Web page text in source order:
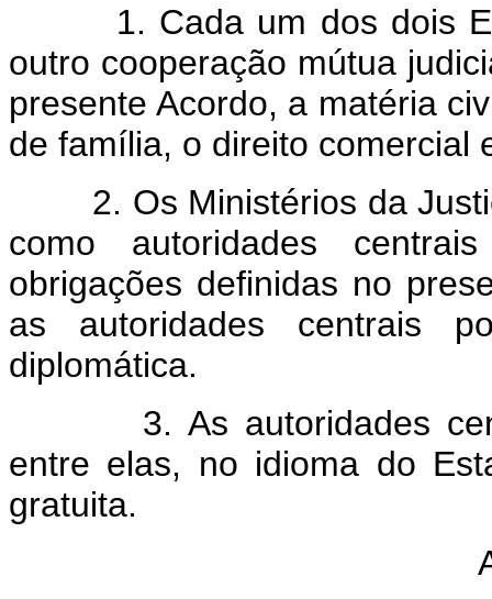
1. Cada um dos dois
outro cooperação mútua
presente Acordo, a matéria
de família, o direito comercial
2. Os Ministérios da
como autoridades
obrigações definidas no
as autoridades centrais
diplomática.
3. As autoridades
entre elas, no idioma do
gratuita.